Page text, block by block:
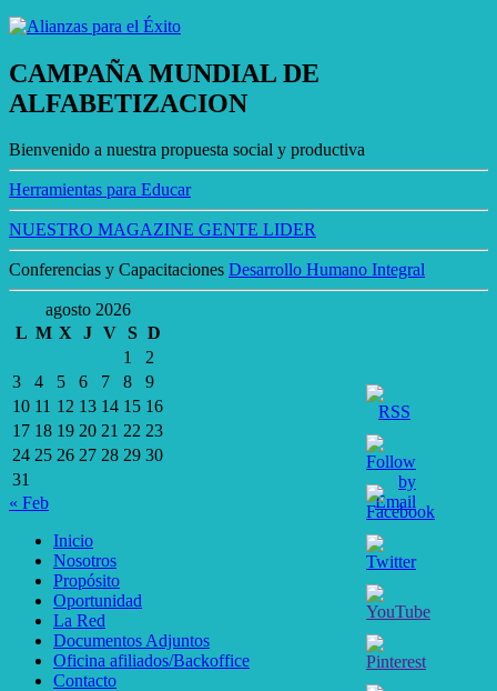
CAMPAÑA MUNDIAL DE
ALFABETIZACION
Bienvenido a nuestra propuesta social y productiva
Herramientas para Educar
NUESTRO MAGAZINE GENTE LIDER
Conferencias y Capacitaciones Desarrollo Humano Integral
agosto 2026
L M X J V S D
1
2
3
4 5 6 7 8
9
10 11 12 13 14 15 16
17 18 19 20 21 22 23
24 25 26 27 28 29 30
31
« Feb
Inicio
Nosotros
Propósito
Oportunidad
La Red
Documentos Adjuntos
Oficina afiliados/Backoffice
Contacto